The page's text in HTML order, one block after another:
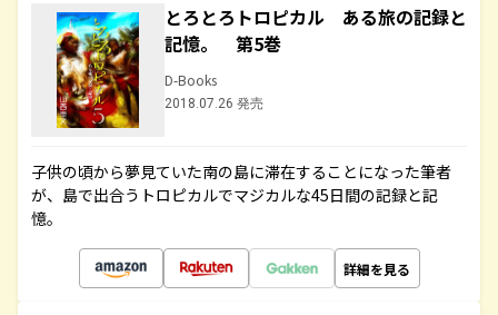
とろとろトロピカル ある旅の記録と
記憶。 第5巻
D-Books
2018.07.26 発売
子供の頃から夢見ていた南の島に滞在することになった筆者
が、島で出合うトロピカルでマジカルな45日間の記録と記
憶。
詳細を見る